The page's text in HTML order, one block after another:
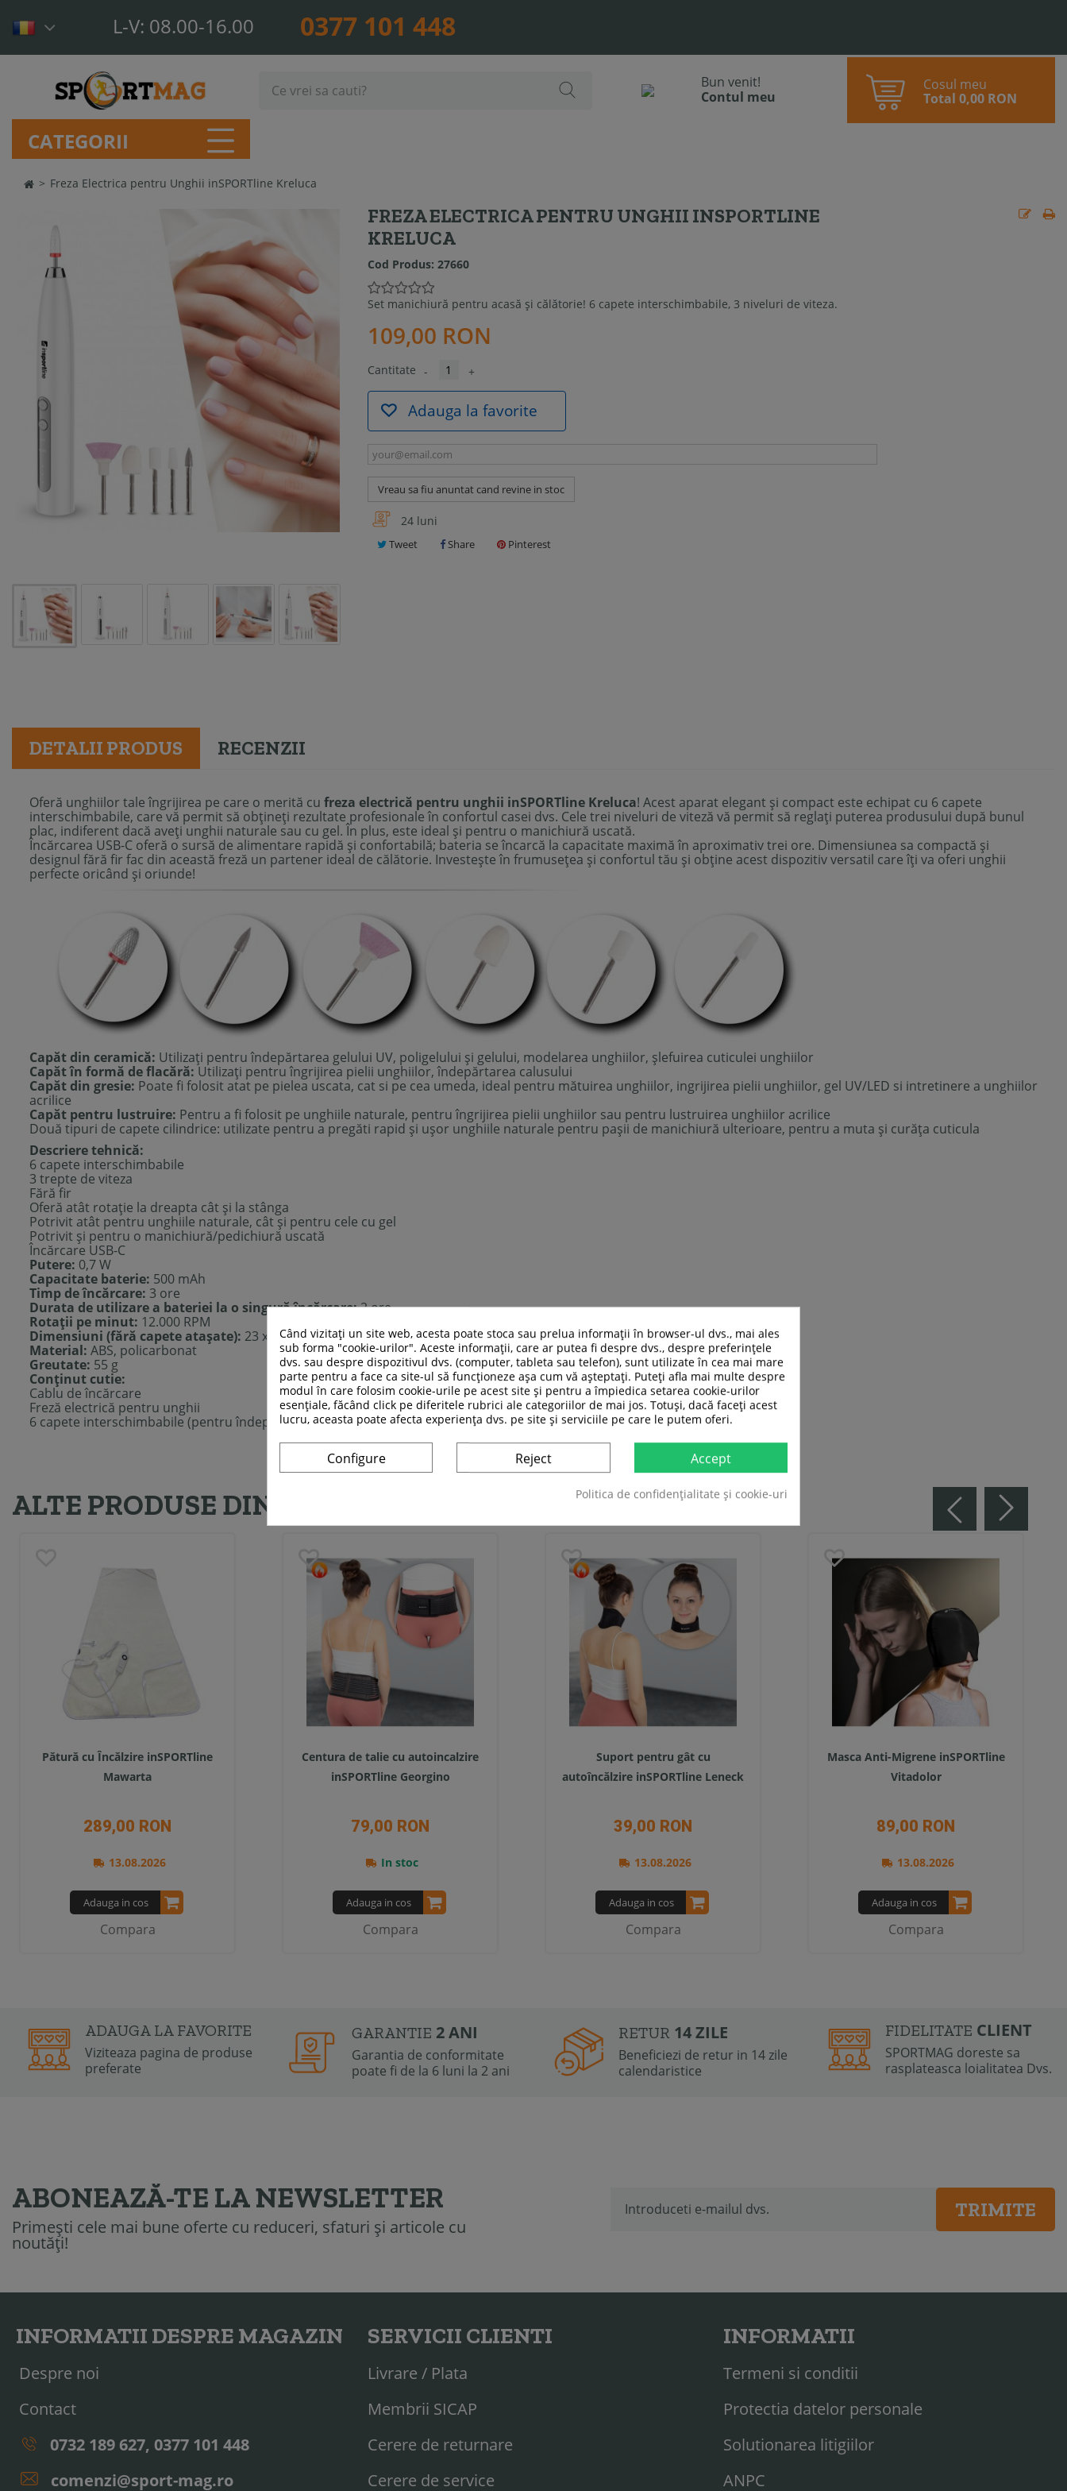
L-V: 08.00-16.00 0377 101 448
bun venit!
contul meu
Cosul meu
Total 0,00 RON
CATEGORII
> Freza Electrica pentru Unghii inSPORTline Kreluca
FREZA ELECTRICA PENTRU UNGHII INSPORTLINE
KRELUCA
Cod Produs: 27660
Set manichiură pentru acasă și călătorie! 6 capete interschimbabile, 3 niveluri de viteza.
109,00 RON
Cantitate - +
Adauga la favorite
Vreau sa fiu anuntat cand revine in stoc
24 luni
Tweet Share Pinterest
DETALII PRODUS RECENZII
Oferă unghiilor tale îngrijirea pe care o merită cu freza electrică pentru unghii inSPORTline Kreluca! Acest aparat elegant și compact este echipat cu 6 capete
interschimbabile, care vă permit să obțineți rezultate profesionale în confortul casei dvs. Cele trei niveluri de viteză vă permit să reglați puterea produsului după bunul
plac, indiferent dacă aveți unghii naturale sau cu gel. În plus, este ideal și pentru o manichiură uscată.
Încărcarea USB-C oferă o sursă de alimentare rapidă și confortabilă; bateria se încarcă la capacitate maximă în aproximativ trei ore. Dimensiunea sa compactă și
designul fără fir fac din această freză un partener ideal de călătorie. Investește în frumusețea și confortul tău și obține acest dispozitiv versatil care îți va oferi unghii
perfecte oricând și oriunde!
Capăt din ceramică: Utilizați pentru îndepărtarea gelului UV, poligelului și gelului, modelarea unghiilor, șlefuirea cuticulei unghiilor
Capăt în formă de flacără: Utilizați pentru îngrijirea pielii unghiilor, îndepărtarea calusului
Capăt din gresie: Poate fi folosit atat pe pielea uscata, cat si pe cea umeda, ideal pentru mătuirea unghiilor, ingrijirea pielii unghiilor, gel UV/LED si intretinere a unghiilor
acrilice
Capăt pentru lustruire: Pentru a fi folosit pe unghiile naturale, pentru îngrijirea pielii unghiilor sau pentru lustruirea unghiilor acrilice
Două tipuri de capete cilindrice: utilizate pentru a pregăti rapid și ușor unghiile naturale pentru pașii de manichiură ulterioare, pentru a muta și curăța cuticula
Descriere tehnică:
6 capete interschimbabile
3 trepte de viteza
Fără fir
Oferă atât rotație la dreapta cât și la stânga
Potrivit atât pentru unghiile naturale, cât și pentru cele cu gel
Potrivit și pentru o manichiură/pedichiură uscată
Încărcare USB-C
Putere: 0,7 W
Capacitate baterie: 500 mAh
Timp de încărcare: 3 ore
Durata de utilizare a bateriei la o singură încărcare:2 ore
Rotații pe minut: 12.000 RPM
Dimensiuni (fără capete ataşate): 23 x 135 mm
Material: ABS, policarbonat
Greutate: 55 g
Conţinut cutie:
Cablu de încărcare
Freză electrică pentru unghii
6 capete interschimbabile (pentru îndepărtarea lacului, pilire și modelare ușoară).
ALTE PRODUSE DIN ACEEASI CATEGORIE:
Pătură cu Încălzire inSPORTline
Mawarta
289,00 RON
13.08.2026
Adauga in cos
Compara
Centura de talie cu autoincalzire
inSPORTline Georgino
79,00 RON
In stoc
Adauga in cos
Compara
Suport pentru gât cu
autoîncălzire inSPORTline Leneck
39,00 RON
13.08.2026
Adauga in cos
Compara
Masca Anti-Migrene inSPORTline
Vitadolor
89,00 RON
13.08.2026
Adauga in cos
Compara
ADAUGA LA FAVORITE
Viziteaza pagina de produse
preferate
GARANTIE 2 ANI
Garantia de conformitate
poate fi de la 6 luni la 2 ani
RETUR 14 ZILE
Beneficiezi de retur in 14 zile
calendaristice
FIDELITATE CLIENT
SPORTMAG doreste sa
rasplateasca loialitatea Dvs.
ABONEAZĂ-TE LA NEWSLETTER
Primești cele mai bune oferte cu reduceri, sfaturi și articole cu
noutăți!
TRIMITE
INFORMATII DESPRE MAGAZIN
Despre noi
Contact
0732 189 627, 0377 101 448
comenzi@sport-mag.ro
SERVICII CLIENTI
Livrare / Plata
Membrii SICAP
Cerere de returnare
Cerere de service
INFORMATII
Termeni si conditii
Protectia datelor personale
Solutionarea litigiilor
ANPC
Când vizitați un site web, acesta poate stoca sau prelua informații în browser-ul dvs., mai ales
sub forma "cookie-urilor". Aceste informații, care ar putea fi despre dvs., despre preferințele
dvs. sau despre dispozitivul dvs. (computer, tableta sau telefon), sunt utilizate în cea mai mare
parte pentru a face ca site-ul să funcționeze așa cum vă așteptați. Puteți afla mai multe despre
modul în care folosim cookie-urile pe acest site și pentru a împiedica setarea cookie-urilor
esențiale, făcând click pe diferitele rubrici ale categoriilor de mai jos. Totuși, dacă faceți acest
lucru, aceasta poate afecta experiența dvs. pe site și serviciile pe care le putem oferi.
Configure Reject Accept
Politica de confidențialitate și cookie-uri